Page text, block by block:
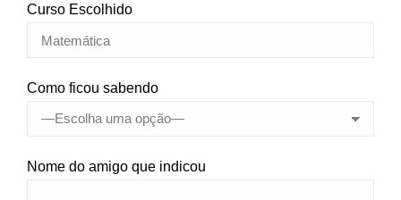
Curso Escolhido
Como ficou sabendo
Nome do amigo que indicou